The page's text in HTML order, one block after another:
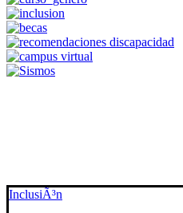
InclusiÃ³n